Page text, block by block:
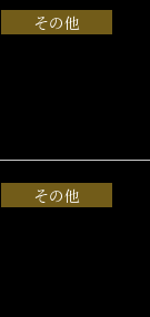
その他
その他